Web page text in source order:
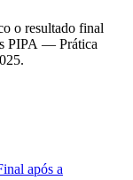
o resultado final
PIPA — Prática